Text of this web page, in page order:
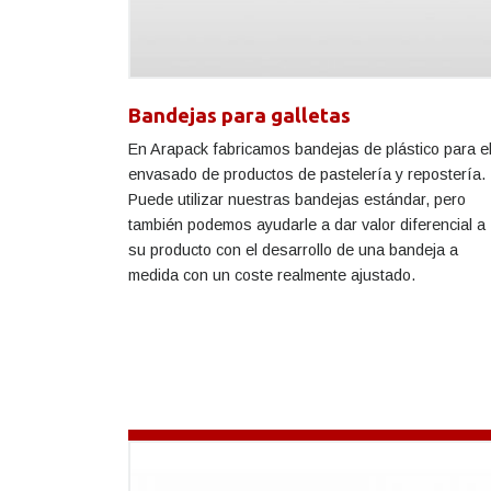
Bandejas para galletas
En Arapack fabricamos bandejas de plástico para el
envasado de productos de pastelería y repostería.
Puede utilizar nuestras bandejas estándar, pero
también podemos ayudarle a dar valor diferencial a
su producto con el desarrollo de una bandeja a
medida con un coste realmente ajustado.